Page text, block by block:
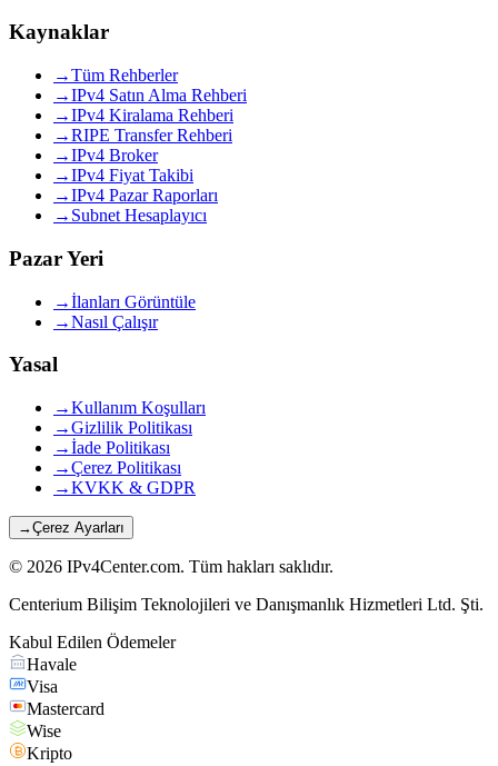
Kaynaklar
→Tüm Rehberler
→IPv4 Satın Alma Rehberi
→IPv4 Kiralama Rehberi
→RIPE Transfer Rehberi
→IPv4 Broker
→IPv4 Fiyat Takibi
→IPv4 Pazar Raporları
→ Subnet Hesaplayıcı
Pazar Yeri
→İlanları Görüntüle
→Nasıl Çalışır
Yasal
→Kullanım Koşulları
→Gizlilik Politikası
→İade Politikası
→Çerez Politikası
→KVKK & GDPR
→Çerez Ayarları
© 2026 IPv4Center.com. Tüm hakları saklıdır.
Centerium Bilişim Teknolojileri ve Danışmanlık Hizmetleri Ltd. Şti.
Kabul Edilen Ödemeler
Havale
Visa
Mastercard
Wise
Kripto